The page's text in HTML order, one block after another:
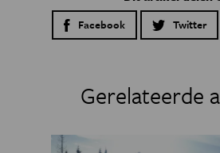
Facebook Twitter
Gerelateerde